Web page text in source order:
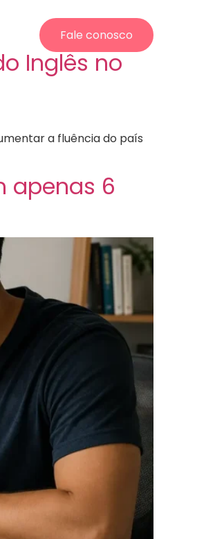
Fale conosco
Inglês no
a fluência do país
apenas 6